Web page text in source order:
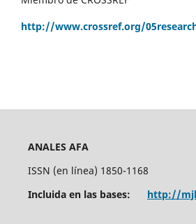
http://www.crossref.org/
ANALES AFA
ISSN (en línea) 1850-1168
Incluida en las bases: http://